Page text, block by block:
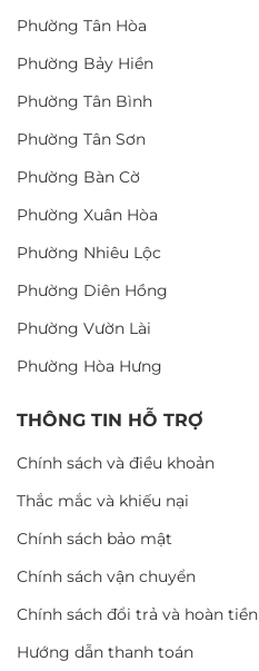
Phường Tân Hòa
Phường Bảy Hiền
Phường Tân Bình
Phường Tân Sơn
Phường Bàn Cờ
Phường Xuân Hòa
Phường Nhiêu Lộc
Phường Diên Hồng
Phường Vườn Lài
Phường Hòa Hưng
THÔNG TIN HỖ TRỢ
Chính sách và điều khoản
Thắc mắc và khiếu nại
Chính sách bảo mật
Chính sách vận chuyển
Chính sách đổi trả và hoàn tiền
Hướng dẫn thanh toán